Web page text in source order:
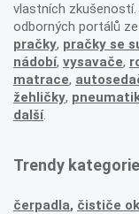
vlastních
odborných portálů
pračky, pračky se
nádobí, vysavače,
matrace,
žehličky,
další.
Trendy
čerpadla, čističe